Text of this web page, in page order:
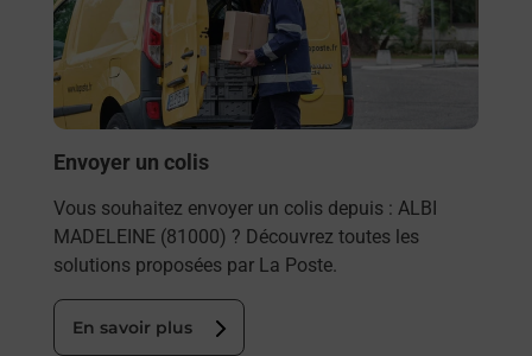
Envoyer un colis
Vous souhaitez envoyer un colis depuis : ALBI
MADELEINE (81000) ? Découvrez toutes les
solutions proposées par La Poste.
En savoir plus